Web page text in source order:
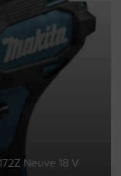
Neuve 18 V